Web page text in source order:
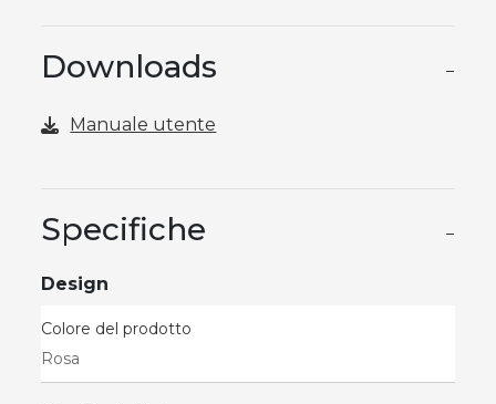
Downloads −
Manuale utente
Specifiche −
Design
Colore del prodotto
Rosa